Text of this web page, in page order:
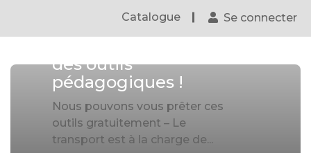
Catalogue Se connecter
des outils
pédagogiques !
Nous pouvons vous prêter ces
outils gratuitement – Le
transport est à la charge de...